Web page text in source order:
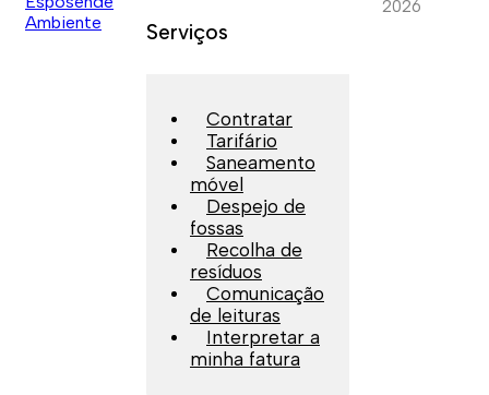
Serviços
Contratar
Tarifário
Saneamento
móvel
Despejo de
fossas
Recolha de
resíduos
Comunicação
de leituras
Interpretar a
minha fatura
2026